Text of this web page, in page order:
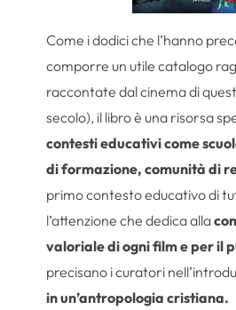
Come i dodici che l’hanno
comporre un utile catalogo
raccontate dal cinema di
secolo), il libro è una risorsa
contesti educativi come
di formazione, comunità di
primo contesto educativo di
l’attenzione che dedica alla
valoriale di ogni film e per il
precisano i curatori
in un’antropologia cristiana.